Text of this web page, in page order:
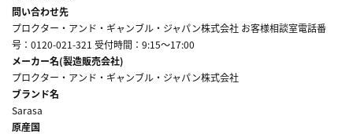
問い合わせ先
プロクター・アンド・ギャンブル・ジャパン株式会社 お客様相談室電話番
号：0120-021-321 受付時間：9:15～17:00
メーカー名(製造販売会社)
プロクター・アンド・ギャンブル・ジャパン株式会社
ブランド名
Sarasa
原産国